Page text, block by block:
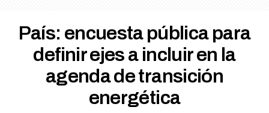
País: encuesta pública para
definir ejes a incluir en la
agenda de transición
energética